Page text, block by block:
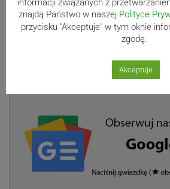
informacji związanych z
znajdą Państwo w naszej Polityce
przycisku "Akceptuje" w tym oknie
zgodę.
Akceptuje